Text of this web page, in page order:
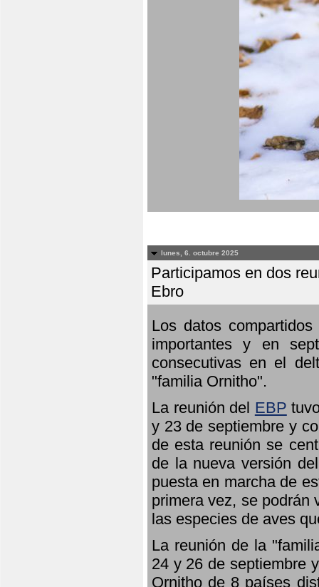
lunes, 6. octubre 2025
Participamos en dos
Ebro
Los datos
importantes y en
consecutivas en el
"familia Ornitho".
La reunión del EBP
y 23 de septiembre y
de esta reunión se
de la nueva versión
puesta en marcha de
primera vez, se podrán
las especies de aves
La reunión de la
24 y 26 de septiembre
Ornitho de 8 países